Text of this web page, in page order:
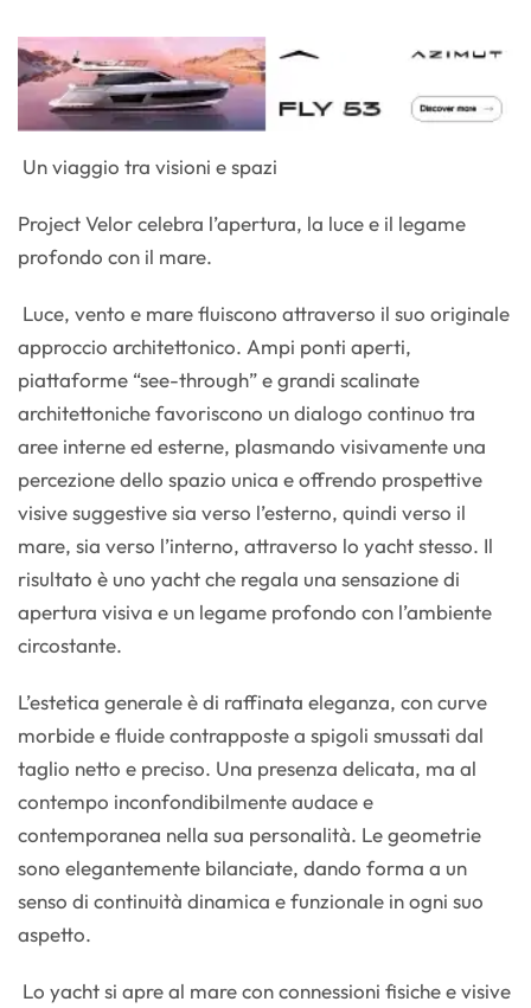
Un viaggio tra visioni e spazi
Project Velor celebra l’apertura, la luce e il legame
profondo con il mare.
Luce, vento e mare fluiscono attraverso il suo originale
approccio architettonico. Ampi ponti aperti,
piattaforme “see-through” e grandi scalinate
architettoniche favoriscono un dialogo continuo tra
aree interne ed esterne, plasmando visivamente una
percezione dello spazio unica e offrendo prospettive
visive suggestive sia verso l’esterno, quindi verso il
mare, sia verso l’interno, attraverso lo yacht stesso. Il
risultato è uno yacht che regala una sensazione di
apertura visiva e un legame profondo con l’ambiente
circostante.
L’estetica generale è di raffinata eleganza, con curve
morbide e fluide contrapposte a spigoli smussati dal
taglio netto e preciso. Una presenza delicata, ma al
contempo inconfondibilmente audace e
contemporanea nella sua personalità. Le geometrie
sono elegantemente bilanciate, dando forma a un
senso di continuità dinamica e funzionale in ogni suo
aspetto.
Lo yacht si apre al mare con connessioni fisiche e visive